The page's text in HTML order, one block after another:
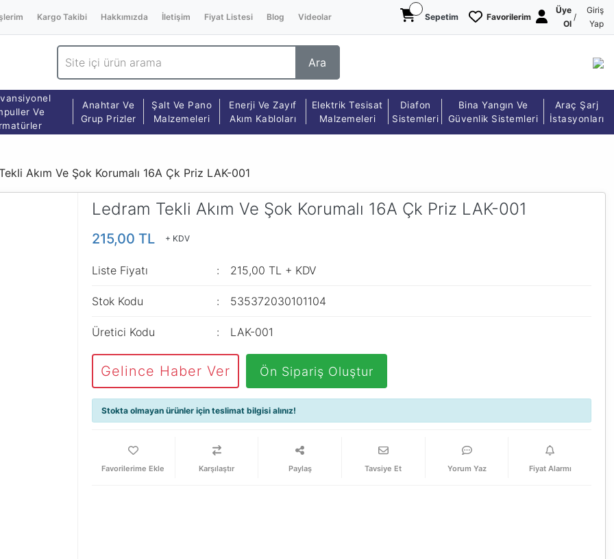
Kargo Takibi Hakkımızda İletişim Fiyat Listesi Blog Videolar Sepetim Favorilerim
Üye
Ol
/
Giriş
Yap
Ara
Ve
Anahtar Ve
Grup Prizler
Şalt Ve Pano
Malzemeleri
Enerji Ve Zayıf
Akım Kabloları
Elektrik Tesisat
Malzemeleri
Diafon
Sistemleri
Bina Yangın Ve
Güvenlik Sistemleri
Araç Şarj
İstasyonları
Akım Ve Şok Korumalı 16A Çk Priz LAK-001
Ledram Tekli Akım Ve Şok Korumalı 16A Çk Priz LAK-001
215,00 TL + KDV
Liste Fiyatı 215,00 TL + KDV
Stok Kodu 535372030101104
Üretici Kodu LAK-001
Gelince Haber Ver Ön Sipariş Oluştur
Stokta olmayan ürünler için teslimat bilgisi alınız!
Karşılaştır Paylaş Tavsiye Et Yorum Yaz Fiyat Alarmı